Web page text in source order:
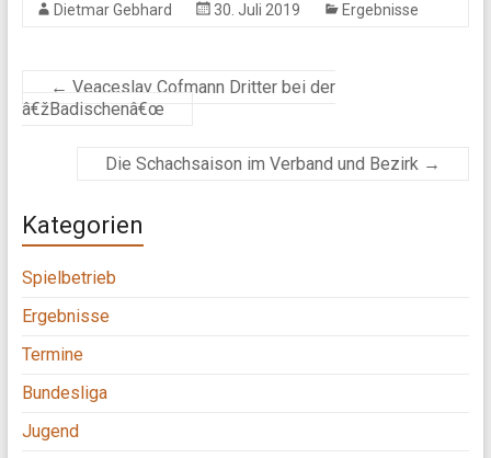
Dietmar Gebhard 30. Juli 2019 Ergebnisse
← Veaceslav Cofmann Dritter bei der
â€žBadischenâ€œ
Die Schachsaison im Verband und Bezirk →
Kategorien
Spielbetrieb
Ergebnisse
Termine
Bundesliga
Jugend